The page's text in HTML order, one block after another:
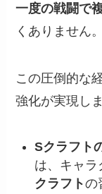
一度の戦闘で
くありません。
この圧倒的な
強化が実現しま
Sクラフト
は、キャ
クラフトの